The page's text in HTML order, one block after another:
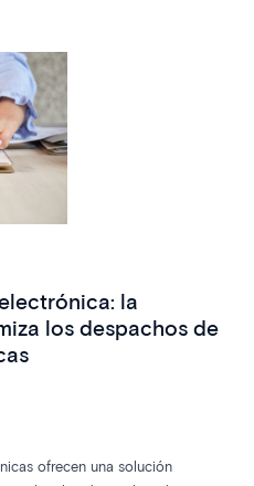
las cookies
selección
necesarias la
los despachos de
ofrecen una solución